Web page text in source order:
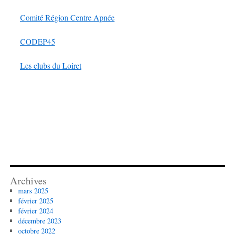
Comité Région Centre Apnée
CODEP45
Les clubs du Loiret
Archives
mars 2025
février 2025
février 2024
décembre 2023
octobre 2022